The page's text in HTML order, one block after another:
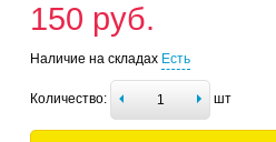
150 руб.
Наличие на складах Есть
Количество: шт